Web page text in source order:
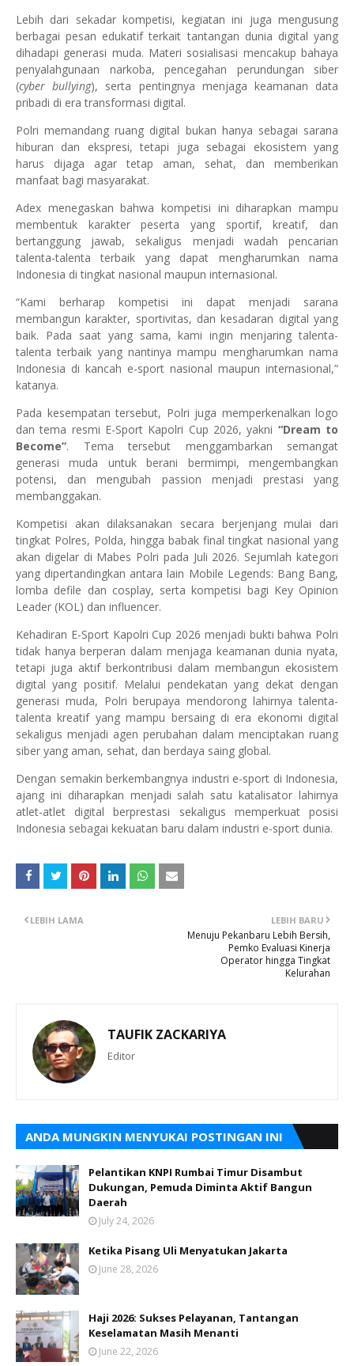
Lebih dari sekadar kompetisi, kegiatan ini juga mengusung
berbagai pesan edukatif terkait tantangan dunia digital yang
dihadapi generasi muda. Materi sosialisasi mencakup bahaya
penyalahgunaan narkoba, pencegahan perundungan siber
(cyber bullying), serta pentingnya menjaga keamanan data
pribadi di era transformasi digital.
Polri memandang ruang digital bukan hanya sebagai sarana
hiburan dan ekspresi, tetapi juga sebagai ekosistem yang
harus dijaga agar tetap aman, sehat, dan memberikan
manfaat bagi masyarakat.
Adex menegaskan bahwa kompetisi ini diharapkan mampu
membentuk karakter peserta yang sportif, kreatif, dan
bertanggung jawab, sekaligus menjadi wadah pencarian
talenta-talenta terbaik yang dapat mengharumkan nama
Indonesia di tingkat nasional maupun internasional.
“Kami berharap kompetisi ini dapat menjadi sarana
membangun karakter, sportivitas, dan kesadaran digital yang
baik. Pada saat yang sama, kami ingin menjaring talenta-
talenta terbaik yang nantinya mampu mengharumkan nama
Indonesia di kancah e-sport nasional maupun internasional,”
katanya.
Pada kesempatan tersebut, Polri juga memperkenalkan logo
dan tema resmi E-Sport Kapolri Cup 2026, yakni “Dream to
Become”. Tema tersebut menggambarkan semangat
generasi muda untuk berani bermimpi, mengembangkan
potensi, dan mengubah passion menjadi prestasi yang
membanggakan.
Kompetisi akan dilaksanakan secara berjenjang mulai dari
tingkat Polres, Polda, hingga babak final tingkat nasional yang
akan digelar di Mabes Polri pada Juli 2026. Sejumlah kategori
yang dipertandingkan antara lain Mobile Legends: Bang Bang,
lomba defile dan cosplay, serta kompetisi bagi Key Opinion
Leader (KOL) dan influencer.
Kehadiran E-Sport Kapolri Cup 2026 menjadi bukti bahwa Polri
tidak hanya berperan dalam menjaga keamanan dunia nyata,
tetapi juga aktif berkontribusi dalam membangun ekosistem
digital yang positif. Melalui pendekatan yang dekat dengan
generasi muda, Polri berupaya mendorong lahirnya talenta-
talenta kreatif yang mampu bersaing di era ekonomi digital
sekaligus menjadi agen perubahan dalam menciptakan ruang
siber yang aman, sehat, dan berdaya saing global.
Dengan semakin berkembangnya industri e-sport di Indonesia,
ajang ini diharapkan menjadi salah satu katalisator lahirnya
atlet-atlet digital berprestasi sekaligus memperkuat posisi
Indonesia sebagai kekuatan baru dalam industri e-sport dunia.
LEBIH BARU
Menuju Pekanbaru Lebih Bersih,
Pemko Evaluasi Kinerja
Operator hingga Tingkat
Kelurahan
LEBIH LAMA
TAUFIK ZACKARIYA
Editor
ANDA MUNGKIN MENYUKAI POSTINGAN INI
Pelantikan KNPI Rumbai Timur Disambut
Dukungan, Pemuda Diminta Aktif Bangun
Daerah
July 24, 2026
Ketika Pisang Uli Menyatukan Jakarta
June 28, 2026
Haji 2026: Sukses Pelayanan, Tantangan
Keselamatan Masih Menanti
June 22, 2026